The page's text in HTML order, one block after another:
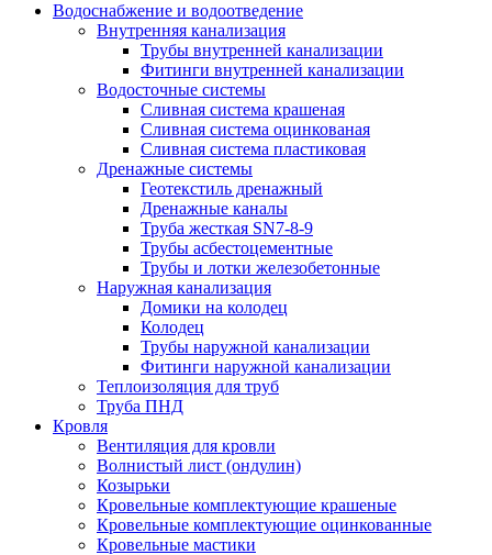
Водоснабжение и водоотведение
Внутренняя канализация
Трубы внутренней канализации
Фитинги внутренней канализации
Водосточные системы
Сливная система крашеная
Сливная система оцинкованая
Сливная система пластиковая
Дренажные системы
Геотекстиль дренажный
Дренажные каналы
Труба жесткая SN7-8-9
Трубы асбестоцементные
Трубы и лотки железобетонные
Наружная канализация
Домики на колодец
Колодец
Трубы наружной канализации
Фитинги наружной канализации
Теплоизоляция для труб
Труба ПНД
Кровля
Вентиляция для кровли
Волнистый лист (ондулин)
Козырьки
Кровельные комплектующие крашеные
Кровельные комплектующие оцинкованные
Кровельные мастики